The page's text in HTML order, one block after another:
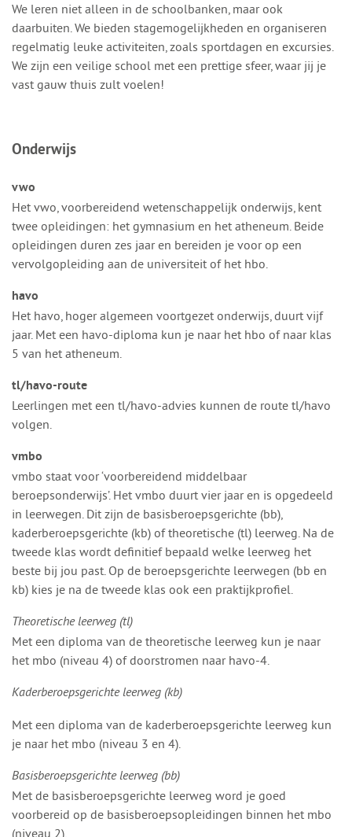
We leren niet alleen in de schoolbanken, maar ook
daarbuiten. We bieden stagemogelijkheden en organiseren
regelmatig leuke activiteiten, zoals sportdagen en excursies.
We zijn een veilige school met een prettige sfeer, waar jij je
vast gauw thuis zult voelen!
Onderwijs
vwo
Het vwo, voorbereidend wetenschappelijk onderwijs, kent
twee opleidingen: het gymnasium en het atheneum. Beide
opleidingen duren zes jaar en bereiden je voor op een
vervolgopleiding aan de universiteit of het hbo.
havo
Het havo, hoger algemeen voortgezet onderwijs, duurt vijf
jaar. Met een havo-diploma kun je naar het hbo of naar klas
5 van het atheneum.
tl/havo-route
Leerlingen met een tl/havo-advies kunnen de route tl/havo
volgen.
vmbo
vmbo staat voor ‘voorbereidend middelbaar
beroepsonderwijs’. Het vmbo duurt vier jaar en is opgedeeld
in leerwegen. Dit zijn de basisberoepsgerichte (bb),
kaderberoepsgerichte (kb) of theoretische (tl) leerweg. Na de
tweede klas wordt definitief bepaald welke leerweg het
beste bij jou past. Op de beroepsgerichte leerwegen (bb en
kb) kies je na de tweede klas ook een praktijkprofiel.
Theoretische leerweg (tl)
Met een diploma van de theoretische leerweg kun je naar
het mbo (niveau 4) of doorstromen naar havo-4.
Kaderberoepsgerichte leerweg (kb)
Met een diploma van de kaderberoepsgerichte leerweg kun
je naar het mbo (niveau 3 en 4).
Basisberoepsgerichte leerweg (bb)
Met de basisberoepsgerichte leerweg word je goed
voorbereid op de basisberoepsopleidingen binnen het mbo
(niveau 2).